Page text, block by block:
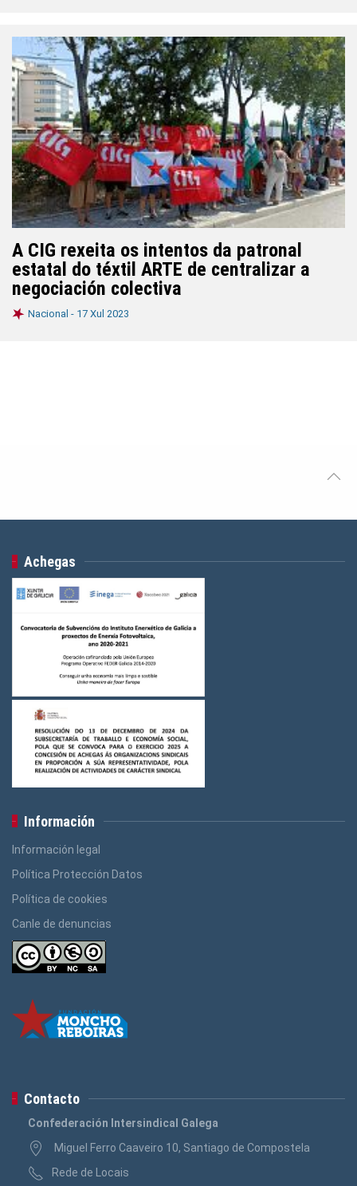
A CIG rexeita os intentos da patronal
estatal do téxtil ARTE de centralizar a
negociación colectiva
Nacional - 17 Xul 2023
Achegas
Información
Información legal
Política Protección Datos
Política de cookies
Canle de denuncias
Contacto
Confederación Intersindical Galega
Miguel Ferro Caaveiro 10, Santiago de Compostela
Rede de Locais